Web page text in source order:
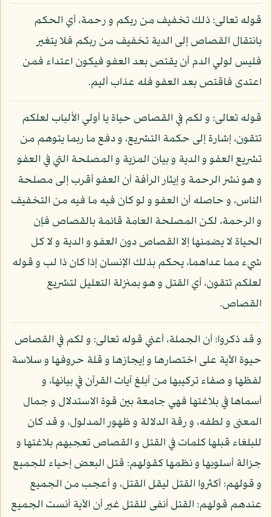
قوله تعالى: ذلك تخفيف من ربكم و رحمة، أي الحكم
بانتقال القصاص إلى الدية تخفيف من ربكم فلا يتغير
فليس لولي الدم أن يقتص بعد العفو فيكون اعتداء فمن
اعتدى فاقتص بعد العفو فله عذاب أليم.
قوله تعالى: و لكم في القصاص حياة يا أولي الألباب لعلكم
تتقون، إشارة إلى حكمة التشريع، و دفع ما ربما يتوهم من
تشريع العفو و الدية و بيان المزية و المصلحة التي في العفو
و هو نشر الرحمة و إيثار الرأفة أن العفو أقرب إلى مصلحة
الناس، و حاصله أن العفو و لو كان فيه ما فيه من التخفيف
و الرحمة، لكن المصلحة العامة قائمة بالقصاص فإن
الحياة لا يضمنها إلا القصاص دون العفو و الدية و لا كل
شيء مما عداهما، يحكم بذلك الإنسان إذا كان ذا لب و قوله
لعلكم تتقون، أي القتل و هو بمنزلة التعليل لتشريع
القصاص.
و قد ذكروا: أن الجملة، أعني قوله تعالى: و لكم في القصاص
حيوة الآية على اختصارها و إيجازها و قلة حروفها و سلاسة
لفظها و صفاء تركيبها من أبلغ آيات القرآن في بيانها، و
أسماها في بلاغتها فهي جامعة بين قوة الاستدلال و جمال
المعنى و لطفه، و رقة الدلالة و ظهور المدلول، و قد كان
للبلغاء قبلها كلمات في القتل و القصاص تعجبهم بلاغتها و
جزالة أسلوبها و نظمها كقولهم: قتل البعض إحياء للجميع
و قولهم: أكثروا القتل ليقل القتل، و أعجب من الجميع
عندهم قولهم: القتل أنفى للقتل غير أن الآية أنست الجميع